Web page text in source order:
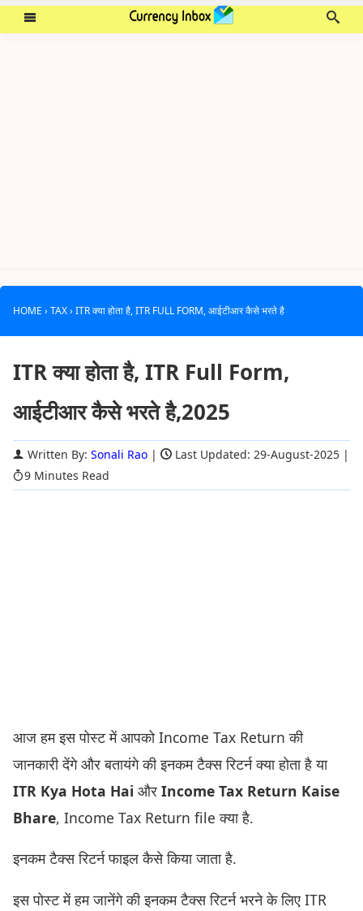
HOME › TAX› ITR क्या होता है, ITR FULL FORM, आईटीआर कैसे भरते है
ITR क्या होता है, ITR Full Form,
आईटीआर कैसे भरते है,2025
Written By: Sonali Rao | Last Updated: 29-August-2025 |
9 Minutes Read
आज हम इस पोस्ट में आपको Income Tax Return की
जानकारी देंगे और बतायंगे की इनकम टैक्स रिटर्न क्या होता है या
ITR Kya Hota Hai और Income Tax Return Kaise
Bhare, Income Tax Return file क्या है.
इनकम टैक्स रिटर्न फाइल कैसे किया जाता है.
इस पोस्ट में हम जानेंगे की इनकम टैक्स रिटर्न भरने के लिए ITR